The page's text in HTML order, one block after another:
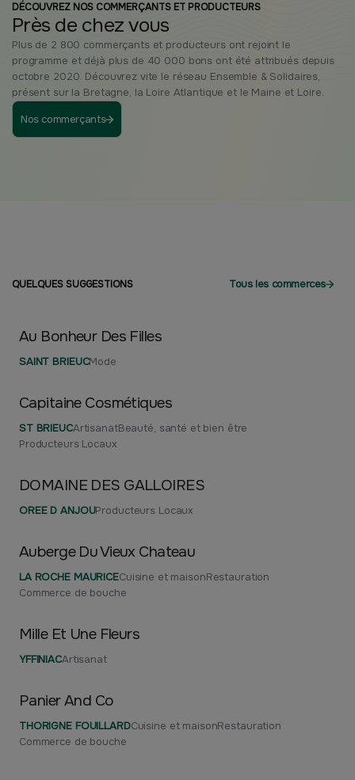
DÉCOUVREZ NOS COMMERÇANTS ET PRODUCTEURS
Près de chez vous
Plus de 2 800 commerçants et producteurs ont rejoint le
programme et déjà plus de 40 000 bons ont été attribués depuis
octobre 2020. Découvrez vite le réseau Ensemble & Solidaires,
présent sur la Bretagne, la Loire Atlantique et le Maine et Loire.
Nos commerçants
QUELQUES SUGGESTIONS Tous les commerces
Au Bonheur Des Filles
SAINT BRIEUCMode
Capitaine Cosmétiques
ST BRIEUCArtisanatBeauté, santé et bien être
Producteurs Locaux
DOMAINE DES GALLOIRES
OREE D ANJOUProducteurs Locaux
Auberge Du Vieux Chateau
LA ROCHE MAURICECuisine et maisonRestauration
Commerce de bouche
Mille Et Une Fleurs
YFFINIACArtisanat
Panier And Co
THORIGNE FOUILLARDCuisine et maisonRestauration
Commerce de bouche